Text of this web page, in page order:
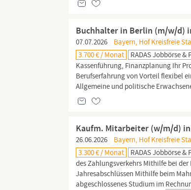
Buchhalter in Berlin (m/w/d)
07.07.2026
Bayern, Hof Kreisfreie
3.700 € / Monat
RADAS Jobbörse
Kassenführung, Finanzplanung Ihr
Berufserfahrung von Vorteil flexibel
Allgemeine und politische
Kaufm. Mitarbeiter (w/m/d) in
26.06.2026
Bayern, Hof Kreisfreie
3.300 € / Monat
RADAS Jobbörse
des Zahlungsverkehrs Mithilfe bei
Jahresabschlüssen Mithilfe beim
abgeschlossenes Studium im